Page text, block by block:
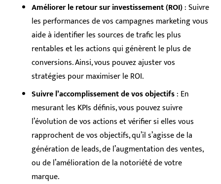
Améliorer le retour sur investissement (ROI): Suivre
les performances de vos campagnes marketing vous
aide à identifier les sources de trafic les plus
rentables et les actions qui génèrent le plus de
conversions. Ainsi, vous pouvez ajuster vos
stratégies pour maximiser le ROI.
Suivre l’accomplissement de vos objectifs: En
mesurant les KPIs définis, vous pouvez suivre
l’évolution de vos actions et vérifier si elles vous
rapprochent de vos objectifs, qu’il s’agisse de la
génération de leads, de l’augmentation des ventes,
ou de l’amélioration de la notoriété de votre
marque.